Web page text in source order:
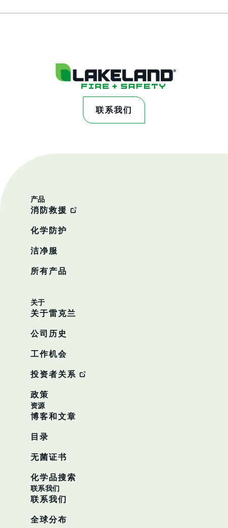
联系我们
产品
消防救援
化学防护
洁净服
所有产品
关于
关于雷克兰
公司历史
工作机会
投资者关系
政策
资源
博客和文章
目录
无菌证书
化学品搜索
联系我们
联系我们
全球分布